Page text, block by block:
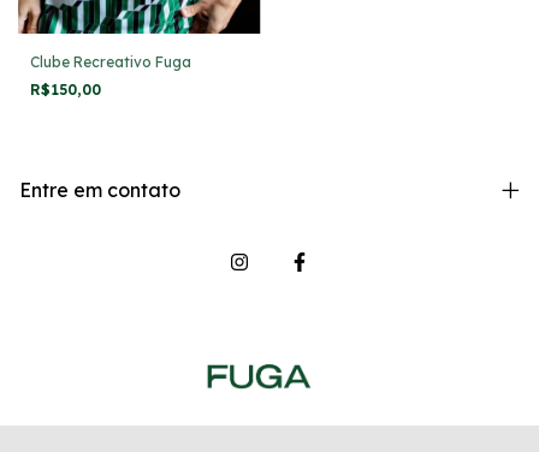
Clube Recreativo Fuga
R$150,00
Entre em contato